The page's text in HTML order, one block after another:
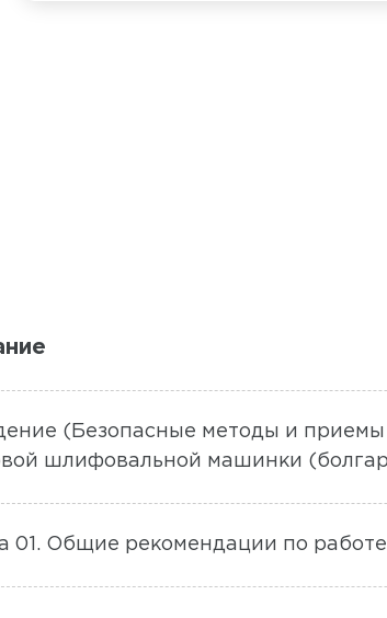
(Безопасные методы и
шлифовальной машинки
01. Общие рекомендации по